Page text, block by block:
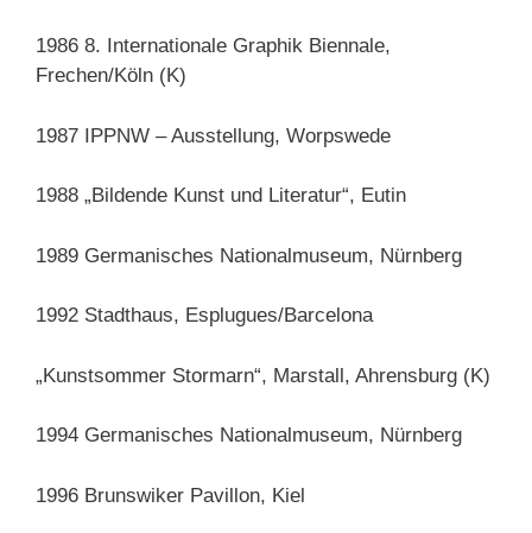
1986 8. Internationale Graphik Biennale,
Frechen/Köln (K)
1987 IPPNW – Ausstellung, Worpswede
1988 „Bildende Kunst und Literatur“, Eutin
1989 Germanisches Nationalmuseum, Nürnberg
1992 Stadthaus, Esplugues/Barcelona
„Kunstsommer Stormarn“, Marstall, Ahrensburg (K)
1994 Germanisches Nationalmuseum, Nürnberg
1996 Brunswiker Pavillon, Kiel